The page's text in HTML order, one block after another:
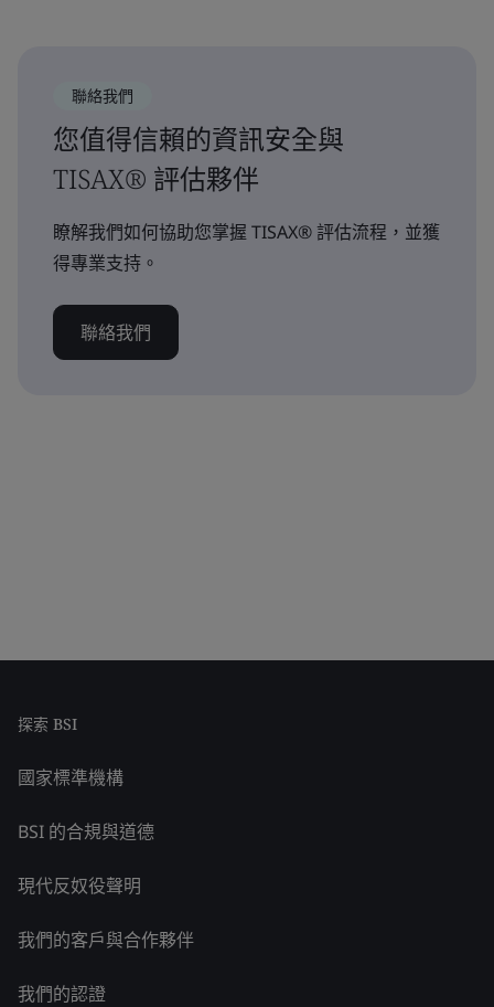
聯絡我們
您值得信賴的資訊安全與
TISAX® 評估夥伴
瞭解我們如何協助您掌握 TISAX® 評估流程，並獲
得專業支持。
聯絡我們
探索 BSI
國家標準機構
BSI 的合規與道德
現代反奴役聲明
我們的客戶與合作夥伴
我們的認證